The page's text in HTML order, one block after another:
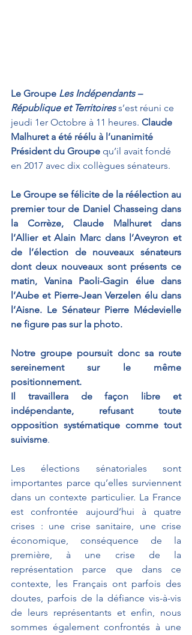
Le Groupe Les Indépendants –
République et Territoires s’est réuni ce
jeudi 1er Octobre à 11 heures. Claude
Malhuret a été réélu à l’unanimité
Président du Groupe qu’il avait fondé
en 2017 avec dix collègues sénateurs.
Le Groupe se félicite de la réélection au
premier tour de Daniel Chasseing dans
la Corrèze, Claude Malhuret dans
l’Allier et Alain Marc dans l’Aveyron et
de l’élection de nouveaux sénateurs
dont deux nouveaux sont présents ce
matin, Vanina Paoli-Gagin élue dans
l’Aube et Pierre-Jean Verzelen élu dans
l’Aisne. Le Sénateur Pierre Médevielle
ne figure pas sur la photo.
Notre groupe poursuit donc sa route
sereinement sur le même
positionnement.
Il travaillera de façon libre et
indépendante, refusant toute
opposition systématique comme tout
suivisme.
Les élections sénatoriales sont
importantes parce qu’elles surviennent
dans un contexte particulier. La France
est confrontée aujourd’hui à quatre
crises : une crise sanitaire, une crise
économique, conséquence de la
première, à une crise de la
représentation parce que dans ce
contexte, les Français ont parfois des
doutes, parfois de la défiance vis-à-vis
de leurs représentants et enfin, nous
sommes également confrontés à une